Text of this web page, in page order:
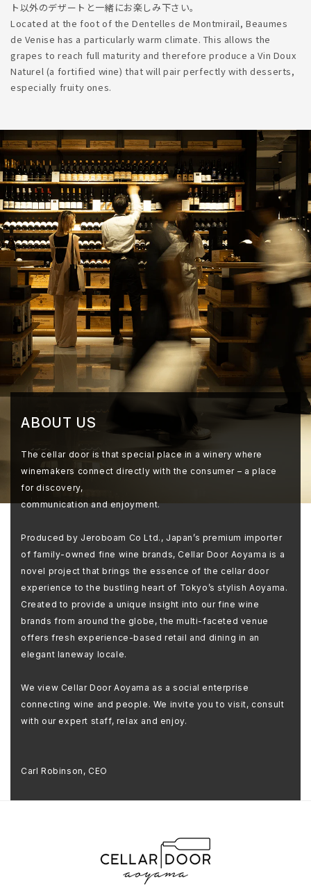
ト以外のデザートと一緒にお楽しみ下さい。
Located at the foot of the Dentelles de Montmirail, Beaumes
de Venise has a particularly warm climate. This allows the
grapes to reach full maturity and therefore produce a Vin Doux
Naturel (a fortified wine) that will pair perfectly with desserts,
especially fruity ones.
ABOUT US
The cellar door is that special place in a winery where
winemakers connect directly with the consumer – a place
for discovery,
communication and enjoyment.
Produced by Jeroboam Co Ltd., Japan’s premium importer
of family-owned fine wine brands, Cellar Door Aoyama is a
novel project that brings the essence of the cellar door
experience to the bustling heart of Tokyo’s stylish Aoyama.
Created to provide a unique insight into our fine wine
brands from around the globe, the multi-faceted venue
offers fresh experience-based retail and dining in an
elegant laneway locale.
We view Cellar Door Aoyama as a social enterprise
connecting wine and people. We invite you to visit, consult
with our expert staff, relax and enjoy.
Carl Robinson, CEO